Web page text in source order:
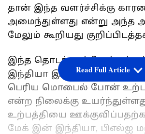
தான் இந்த வளர்ச்சிக்கு
அமைந்துள்ளது என்று அந்த
மேலும் கூறியது
இந்த தொடர்
இந்தியா இப்போது உலகின்
பெரிய மொபைல் போன்
என்ற நிலைக்கு
உற்பத்தியை
மேக் இன் இந்தியா, பிஎல்ஐ
Read Full Article